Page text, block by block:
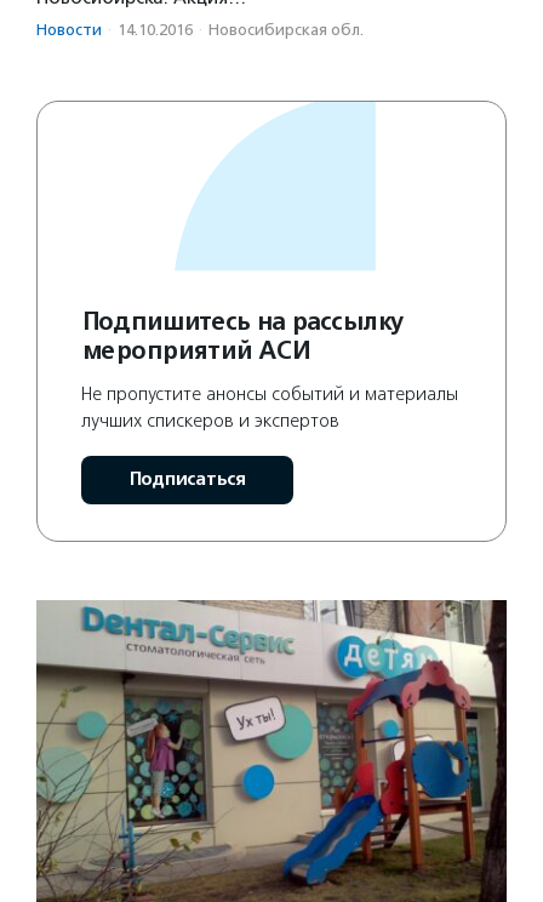
Новости · 14.10.2016 · Новосибирская обл.
Подпишитесь на рассылку
мероприятий АСИ
Не пропустите анонсы событий и материалы
лучших спискеров и экспертов
Подписаться